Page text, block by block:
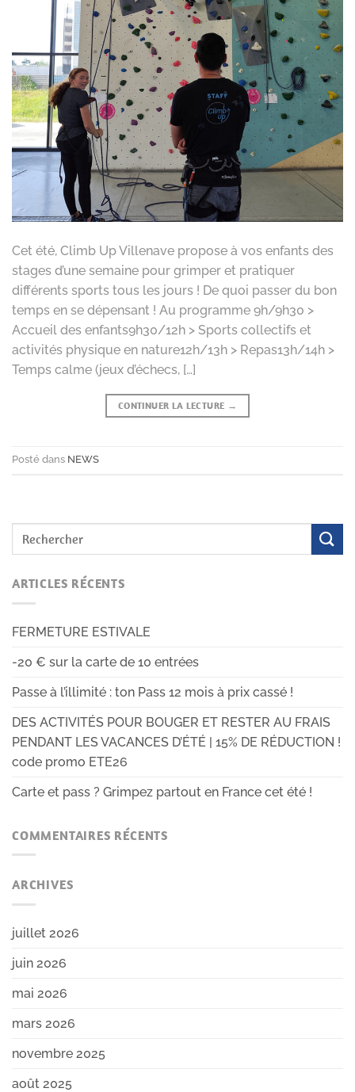
Cet été, Climb Up Villenave propose à vos enfants des
stages d’une semaine pour grimper et pratiquer
différents sports tous les jours ! De quoi passer du bon
temps en se dépensant ! Au programme 9h/9h30 >
Accueil des enfants9h30/12h > Sports collectifs et
activités physique en nature12h/13h > Repas13h/14h >
Temps calme (jeux d’échecs, […]
CONTINUER LA LECTURE →
Posté dans NEWS
ARTICLES RÉCENTS
FERMETURE ESTIVALE
-20 € sur la carte de 10 entrées
Passe à l’illimité : ton Pass 12 mois à prix cassé !
DES ACTIVITÉS POUR BOUGER ET RESTER AU FRAIS
PENDANT LES VACANCES D’ÉTÉ | 15% DE RÉDUCTION !
code promo ETE26
Carte et pass ? Grimpez partout en France cet été !
COMMENTAIRES RÉCENTS
ARCHIVES
juillet 2026
juin 2026
mai 2026
mars 2026
novembre 2025
août 2025